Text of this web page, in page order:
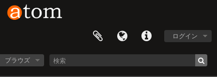
ログイン
ブラウズ